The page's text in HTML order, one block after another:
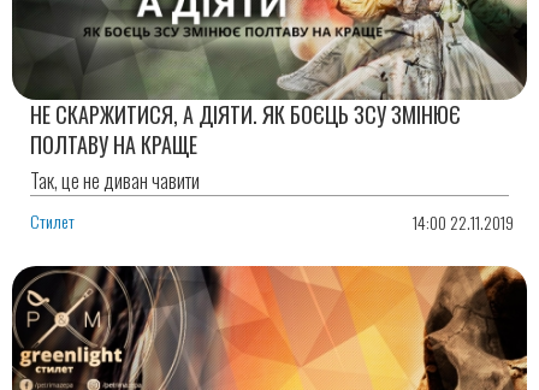
НЕ СКАРЖИТИСЯ, А ДІЯТИ. ЯК БОЄЦЬ ЗСУ ЗМІНЮЄ
ПОЛТАВУ НА КРАЩЕ
Так, це не диван чавити
Стилет 14:00 22.11.2019